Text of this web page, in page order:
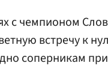
с чемпионом
встречу к
соперникам